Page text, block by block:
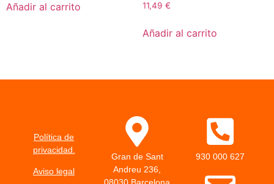
Añadir al carrito 11,49 €
Añadir al carrito
Política de
privacidad.
Aviso legal
Gran de Sant
Andreu 236,
930 000 627